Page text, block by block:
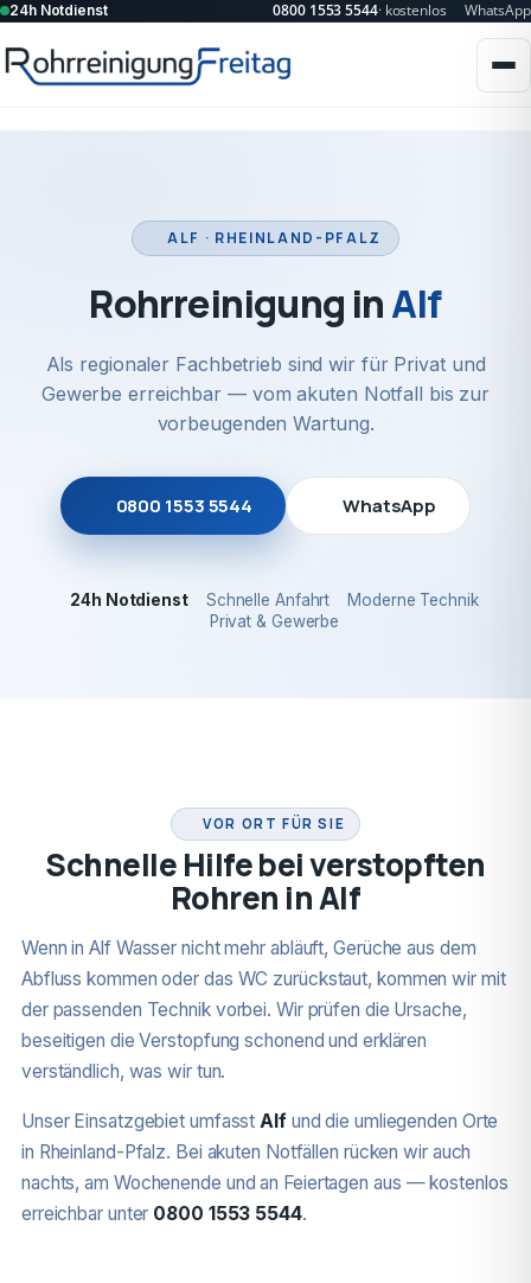
24h Notdienst 0800 1553 5544· kostenlos WhatsApp
ALF · RHEINLAND-PFALZ
Rohrreinigung inAlf
Als regionaler Fachbetrieb sind wir für Privat und
Gewerbe erreichbar — vom akuten Notfall bis zur
vorbeugenden Wartung.
0800 1553 5544 WhatsApp
24h Notdienst Schnelle Anfahrt
Moderne Technik
Privat & Gewerbe
VOR ORT FÜR SIE
Schnelle Hilfe bei verstopften
Rohren in Alf
Wenn in Alf Wasser nicht mehr abläuft, Gerüche aus dem
Abfluss kommen oder das WC zurückstaut, kommen wir mit
der passenden Technik vorbei. Wir prüfen die Ursache,
beseitigen die Verstopfung schonend und erklären
verständlich, was wir tun.
Unser Einsatzgebiet umfasstAlfund die umliegenden Orte
in Rheinland-Pfalz. Bei akuten Notfällen rücken wir auch
nachts, am Wochenende und an Feiertagen aus — kostenlos
erreichbar unter 0800 1553 5544.